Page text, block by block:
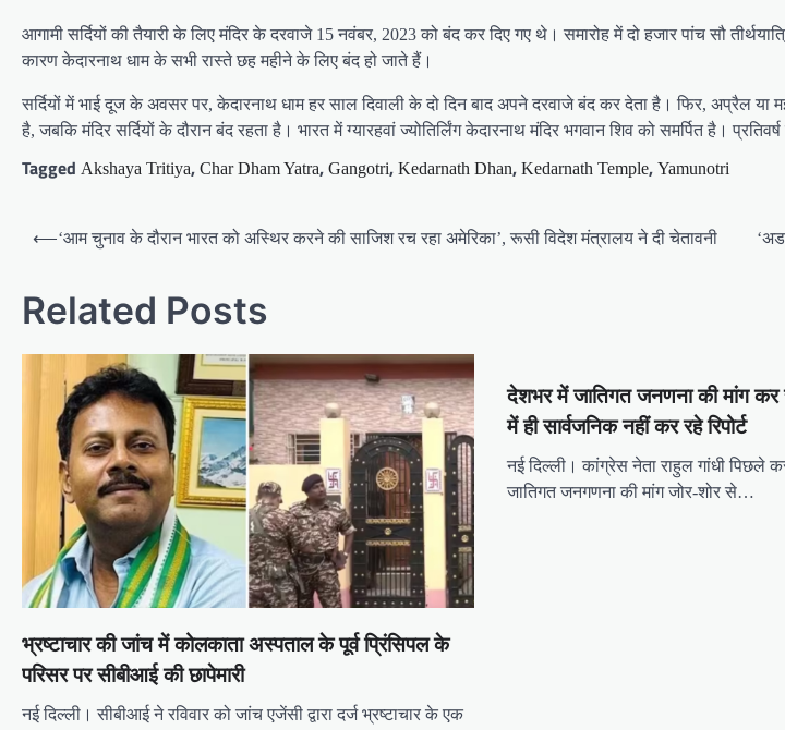
आगामी सर्दियों की तैयारी के लिए मंदिर के दरवाजे 15 नवंबर, 2023 को बंद कर दिए गए थे। समारोह में दो हजार पांच सौ
कारण केदारनाथ धाम के सभी रास्ते छह महीने के लिए बंद हो जाते हैं।
सर्दियों में भाई दूज के अवसर पर, केदारनाथ धाम हर साल दिवाली के दो दिन बाद अपने दरवाजे बंद कर देता है। फिर, अप्रैल
है, जबकि मंदिर सर्दियों के दौरान बंद रहता है। भारत में ग्यारहवां ज्योतिर्लिंग केदारनाथ मंदिर भगवान शिव को समर्पित है।
Tagged Akshaya Tritiya, Char Dham Yatra, Gangotri, Kedarnath Dhan, Kedarnath Temple, Yamunotri
Post
⟵‘आम चुनाव के दौरान भारत को अस्थिर करने की साजिश रच रहा अमेरिका’, रूसी विदेश मंत्रालय ने दी चेतावनी
Related Posts
भ्रष्टाचार की जांच में कोलकाता अस्पताल के पूर्व प्रिंसिपल के
परिसर पर सीबीआई की छापेमारी
नई दिल्ली। सीबीआई ने रविवार को जांच एजेंसी द्वारा दर्ज भ्रष्टाचार के एक
देशभर में जातिगत जनणना की मांग कर
में ही सार्वजनिक नहीं कर रहे रिपोर्ट
नई दिल्ली। कांग्रेस नेता राहुल गांधी पिछले
जातिगत जनगणना की मांग जोर-शोर से…